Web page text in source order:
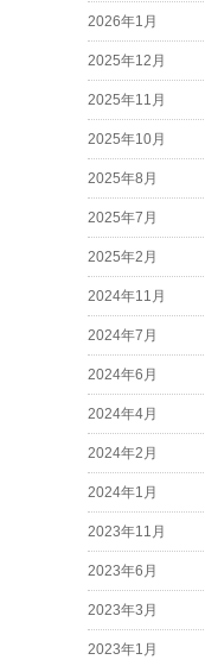
2026年1月
2025年12月
2025年11月
2025年10月
2025年8月
2025年7月
2025年2月
2024年11月
2024年7月
2024年6月
2024年4月
2024年2月
2024年1月
2023年11月
2023年6月
2023年3月
2023年1月